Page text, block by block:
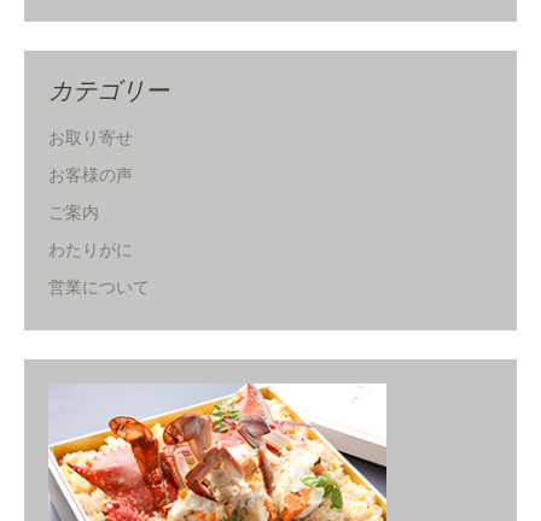
カテゴリー
お取り寄せ
お客様の声
ご案内
わたりがに
営業について